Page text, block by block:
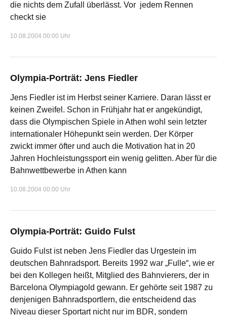
die nichts dem Zufall überlässt. Vor jedem Rennen
checkt sie
10.08.2004 00:00 Uhr
Olympia-Porträt: Jens Fiedler
Jens Fiedler ist im Herbst seiner Karriere. Daran lässt er
keinen Zweifel. Schon in Frühjahr hat er angekündigt,
dass die Olympischen Spiele in Athen wohl sein letzter
internationaler Höhepunkt sein werden. Der Körper
zwickt immer öfter und auch die Motivation hat in 20
Jahren Hochleistungssport ein wenig gelitten. Aber für die
Bahnwettbewerbe in Athen kann
10.08.2004 00:00 Uhr
Olympia-Porträt: Guido Fulst
Guido Fulst ist neben Jens Fiedler das Urgestein im
deutschen Bahnradsport. Bereits 1992 war „Fulle“, wie er
bei den Kollegen heißt, Mitglied des Bahnvierers, der in
Barcelona Olympiagold gewann. Er gehörte seit 1987 zu
denjenigen Bahnradsportlern, die entscheidend das
Niveau dieser Sportart nicht nur im BDR, sondern